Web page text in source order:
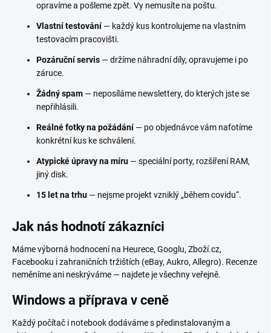
opravíme a pošleme zpět. Vy nemusíte na poštu.
Vlastní testování— každý kus kontrolujeme na vlastním
testovacím pracovišti.
Pozáruční servis — držíme náhradní díly, opravujeme i po
záruce.
Žádný spam — neposíláme newslettery, do kterých jste se
nepřihlásili.
Reálné fotky na požádání— po objednávce vám nafotíme
konkrétní kus ke schválení.
Atypické úpravy na míru — speciální porty, rozšíření RAM,
jiný disk.
15 let na trhu — nejsme projekt vzniklý „během covidu“.
Jak nás hodnotí zákazníci
Máme výborná hodnocení na Heurece, Googlu, Zboží.cz,
Facebooku i zahraničních tržištích (eBay, Aukro, Allegro). Recenze
neměníme ani neskrýváme — najdete je všechny veřejně.
Windows a příprava v ceně
Každý počítač i notebook dodáváme s předinstalovaným a